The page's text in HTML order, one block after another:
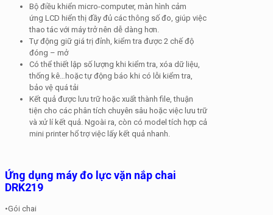
Bộ điều khiển micro-computer, màn hình cảm
ứng LCD hiển thị đầy đủ các thông số đo, giúp việc
thao tác với máy trở nên dễ dàng hơn.
Tự động giữ giá trị đỉnh, kiểm tra được 2 chế độ
đóng – mở
Có thể thiết lập số lượng khi kiểm tra, xóa dữ liệu,
thống kê…hoặc tự động báo khi có lỗi kiểm tra,
bảo vệ quá tải
Kết quả được lưu trữ hoặc xuất thành file, thuận
tiện cho các phân tích chuyên sâu hoặc việc lưu trữ
và xử lí kết quả. Ngoài ra, còn có model tích hợp cả
mini printer hổ trợ việc lấy kết quả nhanh.
Ứng dụng máy đo lực vặn nắp chai
DRK219
•Gói chai